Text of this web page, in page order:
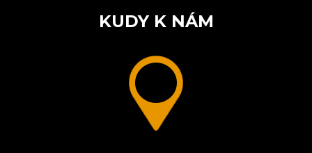
KUDY K NÁM